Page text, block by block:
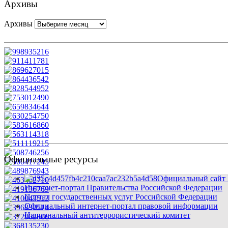
Архивы
Архивы
Официальные ресурсы
Официальный сайт
Интернет-портал Правительства Российской Федерации
Портал государственных услуг Российской Федерации
Официальный интернет-портал правовой информации
Национальный антитеррористический комитет